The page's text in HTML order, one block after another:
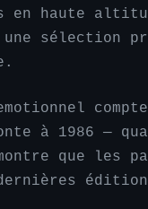
en haute
sélection
à 1986 —
que les